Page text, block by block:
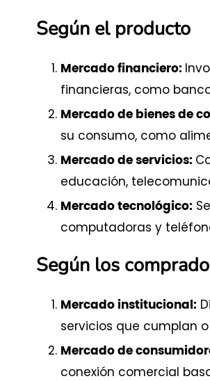
Según el producto
Mercado financiero:
financieras, como
Mercado de bienes de
su consumo, como
Mercado de servicios:
educación,
Mercado tecnológico:
computadoras y
Según los
Mercado institucional:
servicios que cumplan
Mercado de
conexión comercial